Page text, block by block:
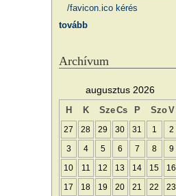
/favicon.ico kérés
tovább
Archívum
augusztus 2026
H K SzeCs P SzoV
27 28 29 30 31 1 2
3 4 5 6 7 8 9
10 11 12 13 14 15 16
17 18 19 20 21 22 23